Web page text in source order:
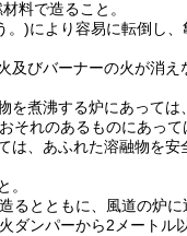
料で造ること。
。)により容易に転倒し、
びバーナーの火が消え
を煮沸する炉にあって
れのあるものにあって
、あふれた溶融物を安
。
るとともに、風道の炉
ダンパーから2メート